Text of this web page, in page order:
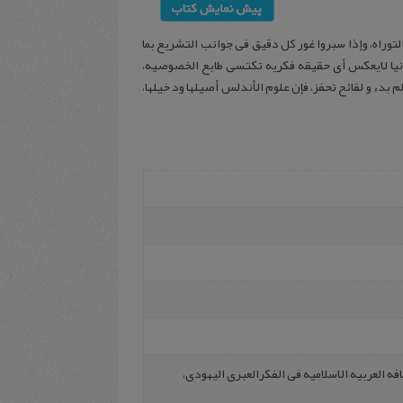
وإذا سبروا غور کل دقیق فی جوانب التشریع بما
لایعکس أی حقیقه فکریه تکتسی طابع الخصوصیه،
بدء و لقائح تحفز، فإن علوم الأندلس أصیلها ود خیلها،
العربیه‌ الاسلامیه‌ فی‌ الفکرالعبری‌ الیهودی،